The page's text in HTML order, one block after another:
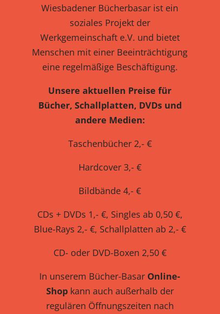
Wiesbadener Bücherbasar ist ein
soziales Projekt der
Werkgemeinschaft e.V. und bietet
Menschen mit einer Beeinträchtigung
eine regelmäßige Beschäftigung.
Unsere aktuellen Preise für
Bücher, Schallplatten, DVDs und
andere Medien:
Taschenbücher 2,- €
Hardcover 3,- €
Bildbände 4,- €
CDs + DVDs 1,- €, Singles ab 0,50 €,
Blue-Rays 2,- €, Schallplatten ab 2,- €
CD- oder DVD-Boxen 2,50 €
In unserem Bücher-Basar Online-
Shopkann auch außerhalb der
regulären Öffnungszeiten nach